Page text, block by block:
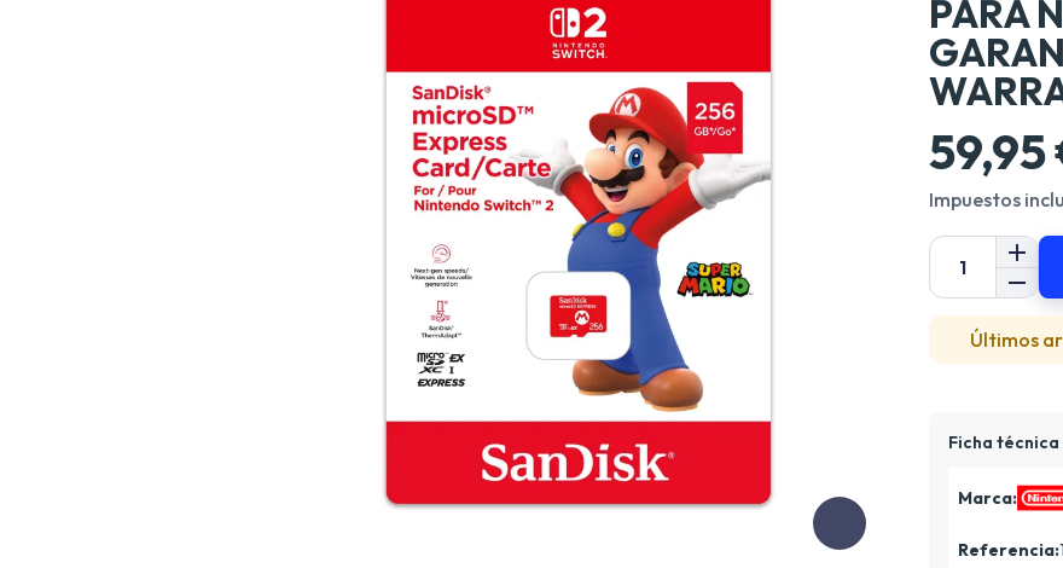
PARA
59,95
Impuestos
Últimos
Ficha técnica
Marca:
Referencia: